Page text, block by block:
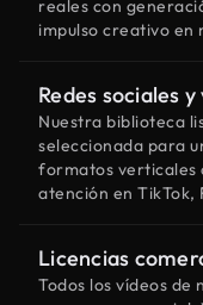
reales con
impulso creativo en
Redes sociales
Nuestra biblioteca
seleccionada para
formatos verticales
atención en TikTok,
Licencias
Todos los vídeos